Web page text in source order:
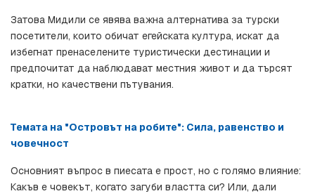
Затова Мидили се явява важна алтернатива за турски
посетители, които обичат егейската култура, искат да
избегнат пренаселените туристически дестинации и
предпочитат да наблюдават местния живот и да търсят
кратки, но качествени пътувания.
Темата на "Островът на робите": Сила, равенство и
човечност
Основният въпрос в пиесата е прост, но с голямо влияние:
Какъв е човекът, когато загуби властта си? Или, дали